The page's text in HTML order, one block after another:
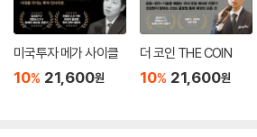
미국투자 메가 사이클
10% 21,600원
더 코인 THE COIN
10% 21,600원